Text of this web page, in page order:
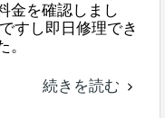
金を確認しまし
すし即日修理でき
続きを読む